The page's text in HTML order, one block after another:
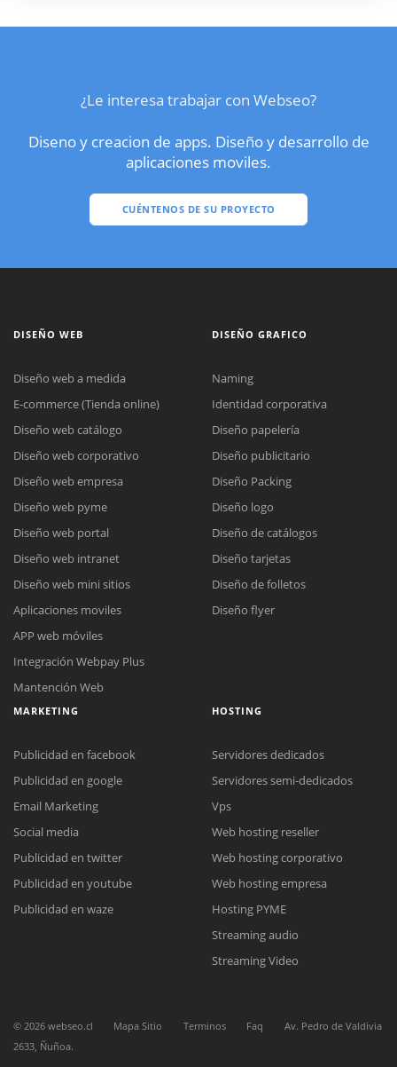
¿Le interesa trabajar con Webseo?
Diseno y creacion de apps. Diseño y desarrollo de
aplicaciones moviles.
CUÉNTENOS DE SU PROYECTO
Reunión online
Nuestros ejecutivos le enviarán un correo electrónico con el enlace a
Meet para la reunión online.
Cotización
Chat Online
Todos nuestros ejecutivos están fuera de línea. Complete el formulario
DISEÑO WEB
Diseño web a medida
E-commerce (Tienda online)
Diseño web catálogo
Diseño web corporativo
Diseño web empresa
Diseño web pyme
Diseño web portal
Diseño web intranet
Diseño web mini sitios
Aplicaciones moviles
APP web móviles
Integración Webpay Plus
Mantención Web
DISEÑO GRAFICO
Naming
Identidad corporativa
Diseño papelería
Diseño publicitario
Diseño Packing
Diseño logo
Diseño de catálogos
Diseño tarjetas
Diseño de folletos
Diseño flyer
MARKETING
Publicidad en facebook
Publicidad en google
Email Marketing
Social media
Publicidad en twitter
Publicidad en youtube
Publicidad en waze
HOSTING
Servidores dedicados
Servidores semi-dedicados
Vps
Web hosting reseller
Web hosting corporativo
Web hosting empresa
Hosting PYME
Streaming audio
Streaming Video
© 2026 webseo.cl Mapa Sitio Terminos Faq
Av. Pedro de Valdivia
2633, Ñuñoa.